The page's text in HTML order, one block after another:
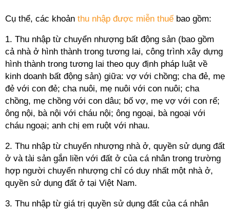
Cụ thể, các khoản thu nhập được miễn thuế bao gồm:
1. Thu nhập từ chuyển nhượng bất động sản (bao gồm
cả nhà ở hình thành trong tương lai, công trình xây dựng
hình thành trong tương lai theo quy định pháp luật về
kinh doanh bất động sản) giữa: vợ với chồng; cha đẻ, mẹ
đẻ với con đẻ; cha nuôi, mẹ nuôi với con nuôi; cha
chồng, mẹ chồng với con dâu; bố vợ, mẹ vợ với con rể;
ông nội, bà nội với cháu nội; ông ngoại, bà ngoại với
cháu ngoại; anh chị em ruột với nhau.
2. Thu nhập từ chuyển nhượng nhà ở, quyền sử dụng đất
ở và tài sản gắn liền với đất ở của cá nhân trong trường
hợp người chuyển nhượng chỉ có duy nhất một nhà ở,
quyền sử dụng đất ở tại Việt Nam.
3. Thu nhập từ giá trị quyền sử dụng đất của cá nhân